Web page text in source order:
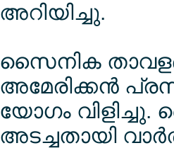
അറിയിച്ചു.
സൈനിക
അമേരിക്കന്‍
യോഗം
അടച്ചതായി